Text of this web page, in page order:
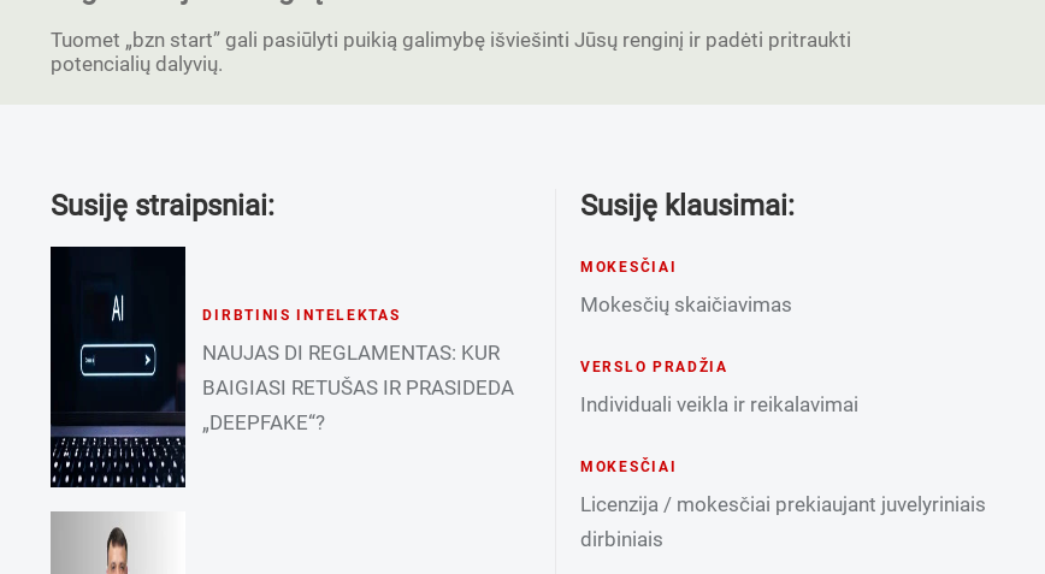
Tuomet „bzn start” gali pasiūlyti puikią galimybę išviešinti Jūsų renginį ir padėti pritraukti
potencialių dalyvių.
Susiję straipsniai:
DIRBTINIS INTELEKTAS
NAUJAS DI REGLAMENTAS: KUR
BAIGIASI RETUŠAS IR PRASIDEDA
„DEEPFAKE“?
Susiję klausimai:
MOKESČIAI
Mokesčių skaičiavimas
VERSLO PRADŽIA
Individuali veikla ir reikalavimai
MOKESČIAI
Licenzija / mokesčiai prekiaujant juvelyriniais
dirbiniais